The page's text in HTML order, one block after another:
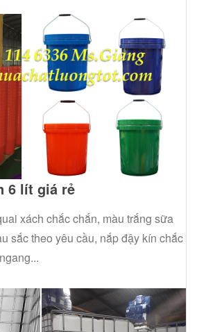
6 lít giá rẻ
xách chắc chắn, màu trắng sữa
sắc theo yêu cầu, nắp đậy kín chắc